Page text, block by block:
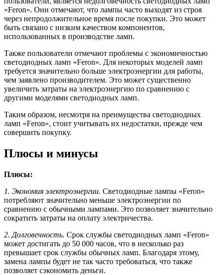
«Feron». Они отмечают, что лампы часто выходят из строя
через непродолжительное время после покупки. Это может
быть связано с низким качеством компонентов,
использованных в производстве ламп.
Также пользователи отмечают проблемы с экономичностью
светодиодных ламп «Feron». Для некоторых моделей ламп
требуется значительно больше электроэнергии для работы,
чем заявлено производителем. Это может существенно
увеличить затраты на электроэнергию по сравнению с
другими моделями светодиодных ламп.
Таким образом, несмотря на преимущества светодиодных
ламп «Feron», стоит учитывать их недостатки, прежде чем
совершить покупку.
Плюсы и минусы
Плюсы:
1. Экономия электроэнергии. Светодиодные лампы «Feron»
потребляют значительно меньше электроэнергии по
сравнению с обычными лампами. Это позволяет значительно
сократить затраты на оплату электричества.
2. Долговечность. Срок службы светодиодных ламп «Feron»
может достигать до 50 000 часов, что в несколько раз
превышает срок службы обычных ламп. Благодаря этому,
замена лампы будет не так часто требоваться, что также
позволяет сэкономить деньги.